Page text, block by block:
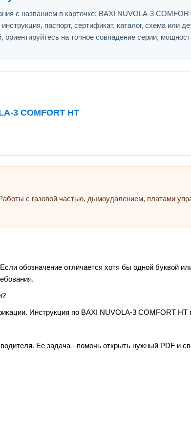
с названием в карточке: BAXI NUVOLA-3
паспорт, сертификат, каталог, схема или
на точное совпадение серии,
3 COMFORT HT
с газовой частью, дымоудалением, платами
обозначение отличается хотя бы одной буквой
Инструкция по BAXI NUVOLA-3 COMFORT HT
Ее задача - помочь открыть нужный PDF и